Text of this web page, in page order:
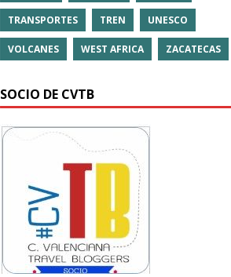
TRANSPORTES TREN UNESCO
VOLCANES WEST AFRICA ZACATECAS
SOCIO DE CVTB